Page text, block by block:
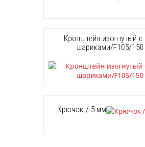
Кронштейн изогнутый
шариками/F105/150
Крючок / 5 мм